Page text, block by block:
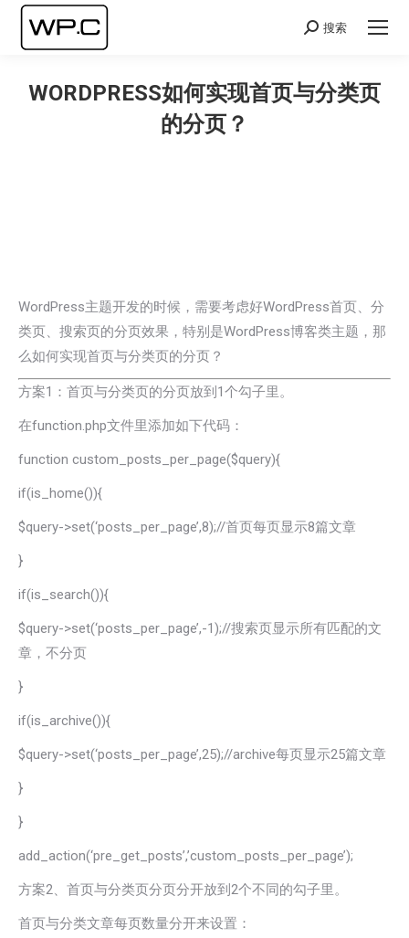
Search:
搜索
WORDPRESS如何实现首页与分类页
的分页？
WordPress主题开发的时候，需要考虑好WordPress首页、分
类页、搜索页的分页效果，特别是WordPress博客类主题，那
么如何实现首页与分类页的分页？
方案1：首页与分类页的分页放到1个勾子里。
在function.php文件里添加如下代码：
function custom_posts_per_page($query){
if(is_home()){
$query->set(‘posts_per_page’,8);//首页每页显示8篇文章
}
if(is_search()){
$query->set(‘posts_per_page’,-1);//搜索页显示所有匹配的文
章，不分页
}
if(is_archive()){
$query->set(‘posts_per_page’,25);//archive每页显示25篇文章
}
}
add_action(‘pre_get_posts’,’custom_posts_per_page’);
方案2、首页与分类页分页分开放到2个不同的勾子里。
首页与分类文章每页数量分开来设置：